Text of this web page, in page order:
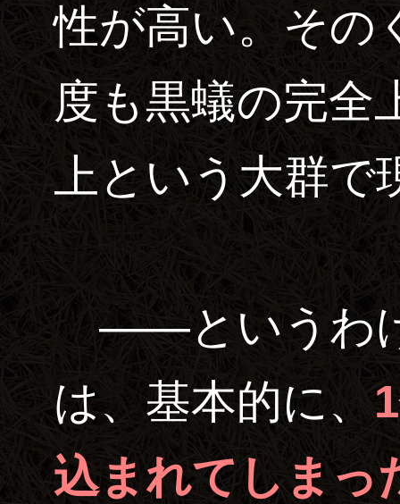
性が高い。その
度も黒蟻の完全
上という大群で
――というわけ
は、基本的に、
込まれてしまっ